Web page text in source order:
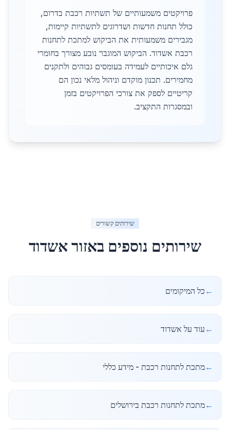
פרויקטים משמעותיים של תשתיות רכבת בדרום,
כולל תחנות חדשות ושדרוגים לתשתיות קיימות,
מגבירים משמעותית את הביקוש למתכת לתחנות
רכבת אשדוד. הביקוש המוגבר נובע מצורך בחומרי
גלם איכותיים לעמידה בעומסים גבוהים ולתקנים
מחמירים. תכנון מוקדם וניהול מלאי נכון הם
קריטיים לספק את צורכי הפרויקטים בזמן
ובמסגרות התקציב.
שירותים קשורים
שירותים נוספים באזוראשדוד
← כל המיקומים
← עוד על אשדוד
←מתכת לתחנות רכבת - מידע כללי
←מתכת לתחנות רכבת בירושלים